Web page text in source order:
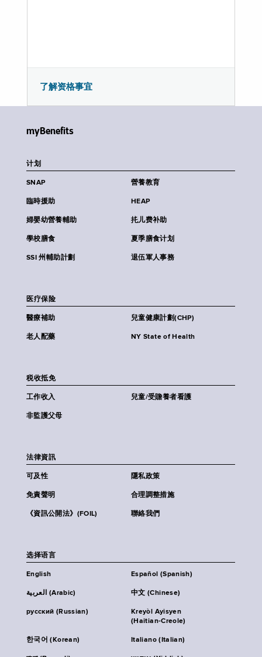
了解资格事宜
myBenefits
计划
SNAP 營養教育
臨時援助 HEAP
婦嬰幼營養輔助 扥儿费补助
學校膳食 夏季膳食计划
SSI 州輔助計劃 退伍軍人事務
医疗保险
醫療補助 兒童健康計劃(CHP)
老人配藥 NY State of Health
税收抵免
工作收入 兒童/受贍養者看護
非監護父母
法律資訊
可及性 隱私政策
免責聲明 合理調整措施
《資訊公開法》(FOIL) 聯絡我們
选择语言
English Español (Spanish)
العربية (Arabic) 中文 (Chinese)
русский (Russian)
Kreyòl Ayisyen
(Haitian-Creole)
한국어 (Korean) Italiano (Italian)